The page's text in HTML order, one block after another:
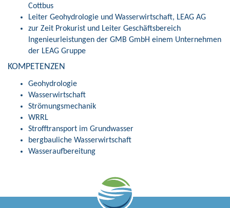
Cottbus
Leiter Geohydrologie und Wasserwirtschaft, LEAG AG
zur Zeit Prokurist und Leiter Geschäftsbereich
Ingenieurleistungen der GMB GmbH einem Unternehmen
der LEAG Gruppe
KOMPETENZEN
Geohydrologie
Wasserwirtschaft
Strömungsmechanik
WRRL
Strofftransport im Grundwasser
bergbauliche Wasserwirtschaft
Wasseraufbereitung